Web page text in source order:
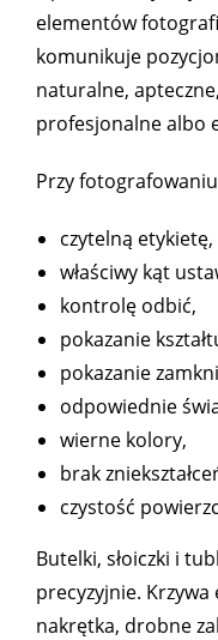
elementów
komunikuje
naturalne,
profesjonalne albo
Przy
czytelną etykietę,
właściwy kąt
kontrolę odbić,
pokazanie
pokazanie
odpowiednie
wierne kolory,
brak
czystość
Butelki, słoiczki i
precyzyjnie.
nakrętka, drobne